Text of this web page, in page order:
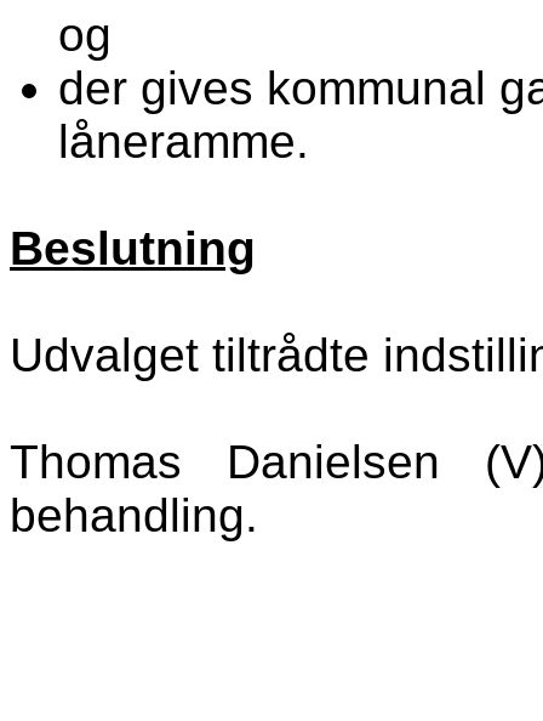
og
der gives kommunal
låneramme.
Beslutning
Udvalget tiltrådte
Thomas Danielsen
behandling.